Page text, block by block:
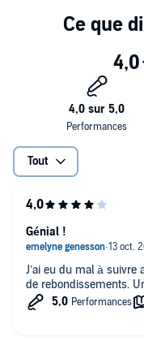
Tout
J’ai eu du mal à suivre
de rebondissements.
Génial !